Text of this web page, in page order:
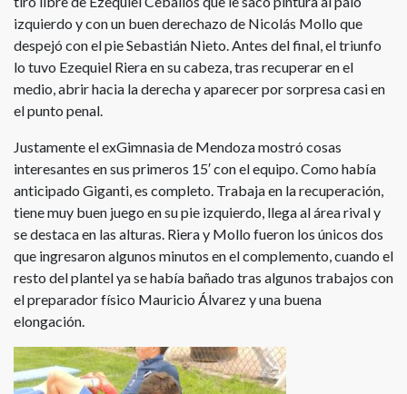
izquierdo y con un buen derechazo de Nicolás Mollo que
despejó con el pie Sebastián Nieto. Antes del final, el triunfo
lo tuvo Ezequiel Riera en su cabeza, tras recuperar en el
medio, abrir hacia la derecha y aparecer por sorpresa casi en
el punto penal.
Justamente el exGimnasia de Mendoza mostró cosas
interesantes en sus primeros 15′ con el equipo. Como había
anticipado Giganti, es completo. Trabaja en la recuperación,
tiene muy buen juego en su pie izquierdo, llega al área rival y
se destaca en las alturas. Riera y Mollo fueron los únicos dos
que ingresaron algunos minutos en el complemento, cuando el
resto del plantel ya se había bañado tras algunos trabajos con
el preparador físico Mauricio Álvarez y una buena
elongación.